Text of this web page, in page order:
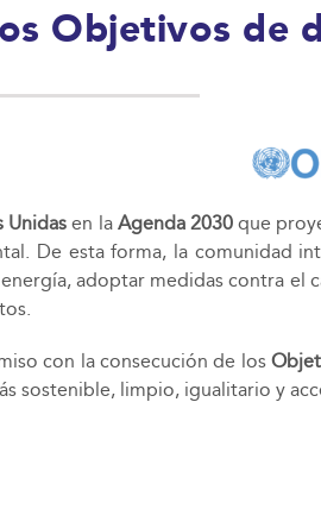
Objetivos de
Unidas en la Agenda 2030que
De esta forma, la comunidad
energía, adoptar medidas contra
con la consecución de los
sostenible, limpio, igualitario y